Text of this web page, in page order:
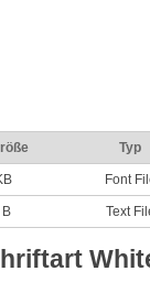
Typ
Font
Text